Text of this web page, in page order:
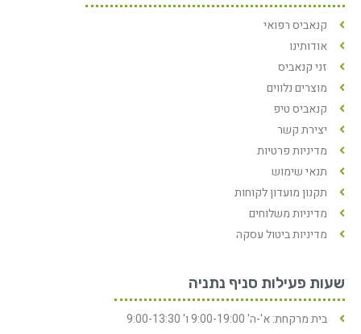
קנאביס רפואי
אודותינו
זני קנאביס
מוצרים נלווים
קנאביס טיפ
יצירת קשר
מדיניות פרטיות
תנאי שימוש
תקנון מועדון לקוחות
מדיניות משלוחים
מדיניות ביטול עסקה
שעות פעילות סניף נתניה
בית מרקחת: א'-ה' 9:00-19:00 ו' 9:00-13:30